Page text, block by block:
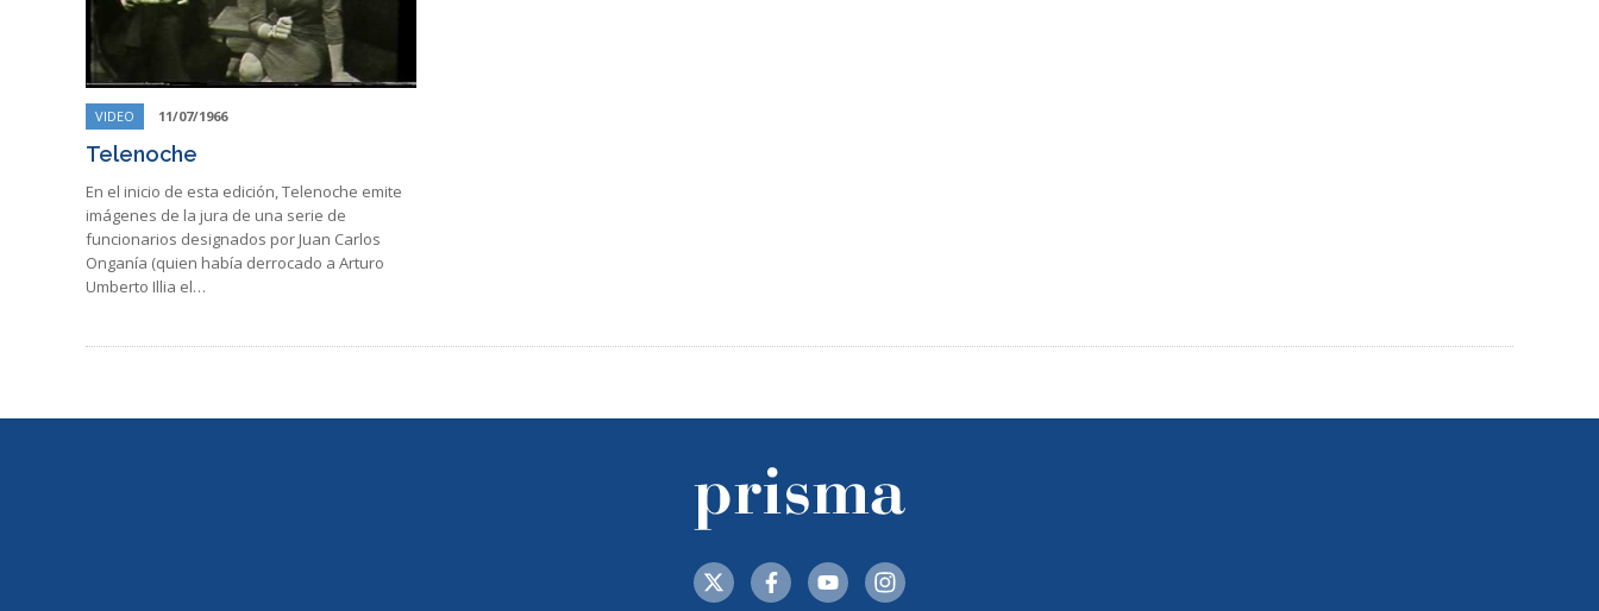
VIDEO 11/07/1966
Telenoche
En el inicio de esta edición, Telenoche emite
imágenes de la jura de una serie de
funcionarios designados por Juan Carlos
Onganía (quien había derrocado a Arturo
Umberto Illia el…